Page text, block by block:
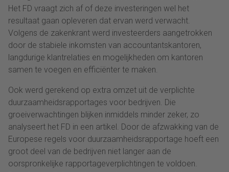
Het FD vraagt zich af of deze investeringen wel het
resultaat gaan opleveren dat ervan werd verwacht.
Volgens de zakenkrant werd investeerders aangetrokken
door de stabiele inkomsten van accountantskantoren,
langdurige klantrelaties en mogelijkheden om kantoren
samen te voegen en efficiënter te maken.
Ook werd gerekend op extra omzet uit de verplichte
duurzaamheidsrapportages voor bedrijven. Die
groeiverwachtingen blijken inmiddels minder zeker, zo
analyseert het FD in een artikel. Door de afzwakking van de
Europese regels voor duurzaamheidsrapportage hoeft een
groot deel van de bedrijven niet langer aan de
oorspronkelijke rapportageverplichtingen te voldoen.